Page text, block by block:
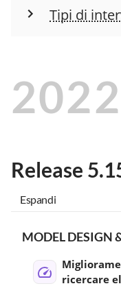
Tipi di
2022
Release
Espandi
MODEL DESIGN
ricercare